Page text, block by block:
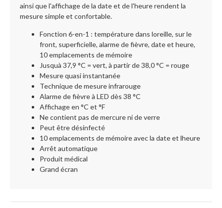
ainsi que l'affichage de la date et de l'heure rendent la
mesure simple et confortable.
Fonction 6-en-1 : température dans loreille, sur le
front, superficielle, alarme de fièvre, date et heure,
10 emplacements de mémoire
Jusquà 37,9 °C = vert, à partir de 38,0 °C = rouge
Mesure quasi instantanée
Technique de mesure infrarouge
Alarme de fièvre à LED dès 38 °C
Affichage en °C et °F
Ne contient pas de mercure ni de verre
Peut être désinfecté
10 emplacements de mémoire avec la date et lheure
Arrêt automatique
Produit médical
Grand écran